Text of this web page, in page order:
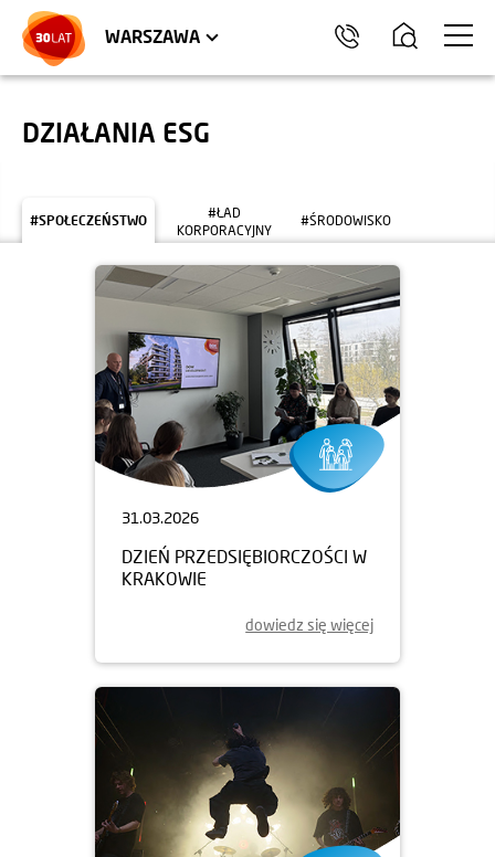
WARSZAWA
HEL
DZIAŁANIA ESG
#SPOŁECZEŃSTWO
#ŁAD
KORPORACYJNY
#ŚRODOWISKO
31.03.2026
DZIEŃ PRZEDSIĘBIORCZOŚCI W
KRAKOWIE
dowiedz się więcej